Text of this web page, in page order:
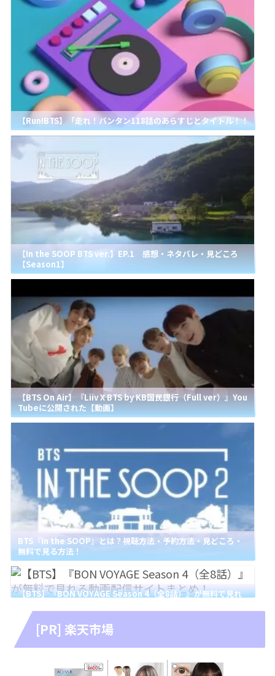
【Run!BTS】「走れ！バンタン118話のあらすじとタイトル！！
【In the SOOP BTS ver.】EP.1 感想・ネタバレ・見どころ
【Season1】
【BTS On Air】『Liiv X BTS by KB国民銀行（Full ver）』You
Tubeに公開された【動画】
BTS『In the SOOP』とは？視聴方法・予約方法・見どころ・
無料で見る方法！
【BTS】『BON VOYAGE Season 4（全8話）』が無料で見れ
[PR] 楽天市場